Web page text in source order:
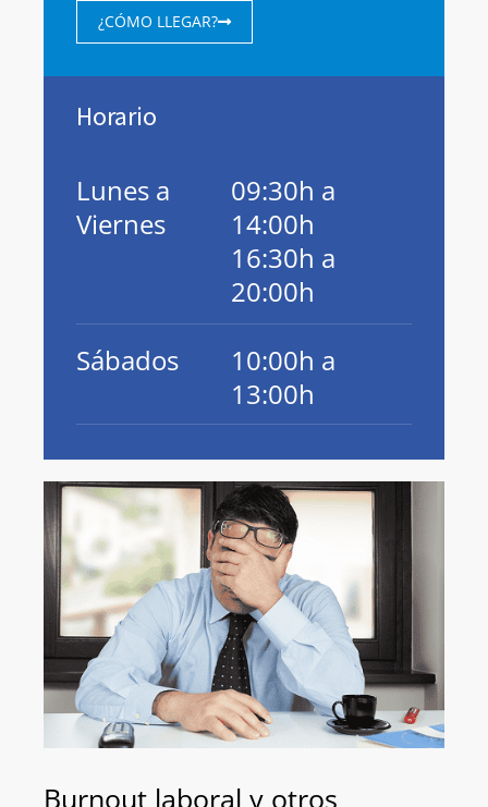
¿CÓMO LLEGAR?
Horario
Lunes a
Viernes
09:30h a
14:00h
16:30h a
20:00h
Sábados
10:00h a
13:00h
Burnout laboral y otros